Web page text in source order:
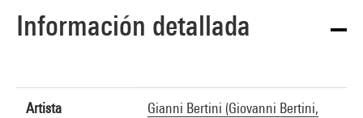
Información detallada
Artista
Gianni Bertini (Giovanni Bertini,